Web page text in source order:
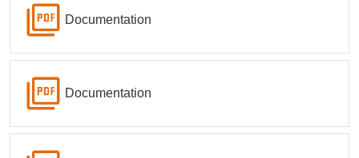
Documentation
Documentation